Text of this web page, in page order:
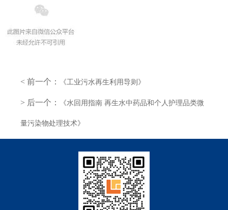
< 前一个： 《工业污水再生利用导则》
> 后一个： 《水回用指南 再生水中药品和个人护理品类微
量污染物处理技术》